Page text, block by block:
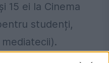
15 ei la Cinema
studenți,